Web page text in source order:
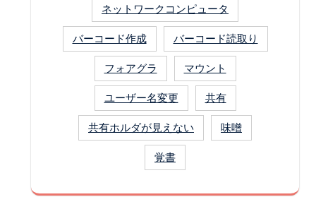
ネットワークコンピュータ
バーコード作成 バーコード読取り
フォアグラ マウント
ユーザー名変更 共有
共有ホルダが見えない 味噌
覚書